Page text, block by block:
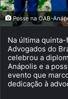
Posse na OAB-
Na última
Advogados do
celebrou a
Anápolis e a
evento que
dedicação à